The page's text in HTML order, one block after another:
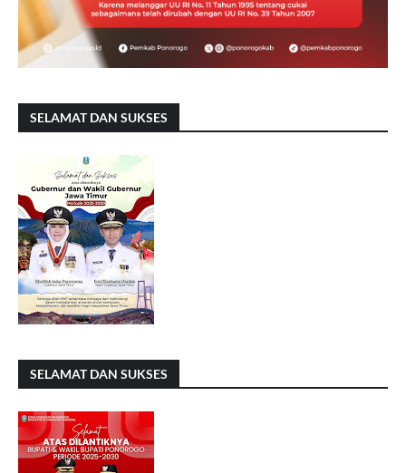
SELAMAT DAN SUKSES
SELAMAT DAN SUKSES